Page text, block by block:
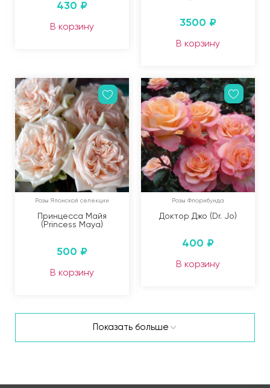
430 ₽
В корзину 3500 ₽
В корзину
Розы Японской селекции
Принцесса Майя
(Princess Maya)
500 ₽
В корзину
Розы Флорибунда
Доктор Джо (Dr. Jo)
400 ₽
В корзину
Показать больше